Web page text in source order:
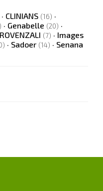
· CLINIANS (16) ·
· Genabelle (20) ·
(7) · Images
· Sadoer (14) · Senana